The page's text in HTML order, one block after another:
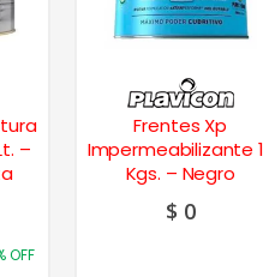
12
Pintura p/ Pisos Latex
Mate 1 Lt. – Negro
22.930